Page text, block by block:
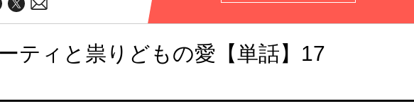
ティと祟りどもの愛【単話】17